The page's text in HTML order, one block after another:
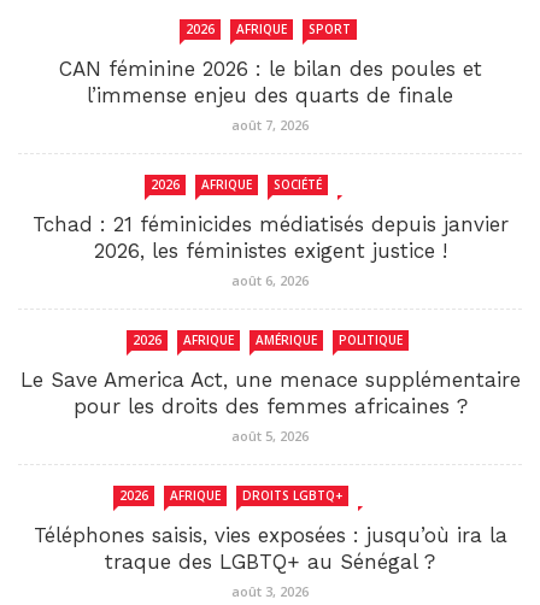
2026 AFRIQUE SPORT
CAN féminine 2026 : le bilan des poules et
l’immense enjeu des quarts de finale
août 7, 2026
2026 AFRIQUE SOCIÉTÉ
Tchad : 21 féminicides médiatisés depuis janvier
2026, les féministes exigent justice !
août 6, 2026
2026 AFRIQUE AMÉRIQUE POLITIQUE
Le Save America Act, une menace supplémentaire
pour les droits des femmes africaines ?
août 5, 2026
2026 AFRIQUE DROITS LGBTQ+
Téléphones saisis, vies exposées : jusqu’où ira la
traque des LGBTQ+ au Sénégal ?
août 3, 2026